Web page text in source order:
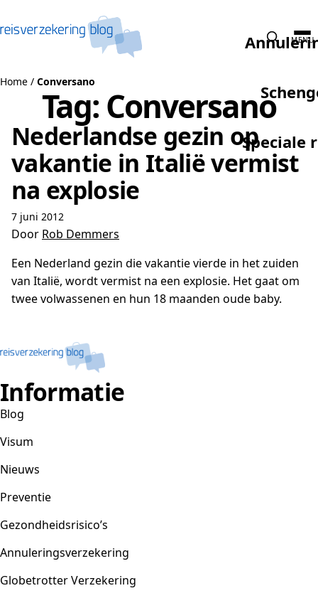
Speciale
MENU
Home / Conversano
Tag: Conversano
Nederlandse gezin op
vakantie in Italië vermist
na explosie
7 juni 2012
Door Rob Demmers
Een Nederland gezin die vakantie vierde in het zuiden
van Italië, wordt vermist na een explosie. Het gaat om
twee volwassenen en hun 18 maanden oude baby.
Informatie
Blog
Visum
Nieuws
Preventie
Gezondheidsrisico’s
Annuleringsverzekering
Globetrotter Verzekering